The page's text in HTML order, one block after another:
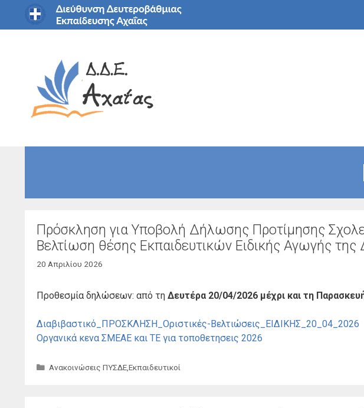
Μετάβαση
Πρόσκληση για Υποβολή Δήλωσης Προτίμησης
Βελτίωση θέσης Εκπαιδευτικών Ειδικής Αγωγής
20 Απριλίου 2026
Προθεσμία δηλώσεων: από τη Δευτέρα 20/04/2026 μέχρι και τη
Διαβιβαστικό_ΠΡΟΣΚΛΗΣΗ_Οριστικές-Βελτιώσεις_ΕΙΔΙΚΗΣ_20_04_2026
Οργανικά κενα ΣΜΕΑΕ και ΤΕ για τοποθετησεις 2026
Κατηγορίες
Ανακοινώσεις ΠΥΣΔΕ,Εκπαιδευτικοί